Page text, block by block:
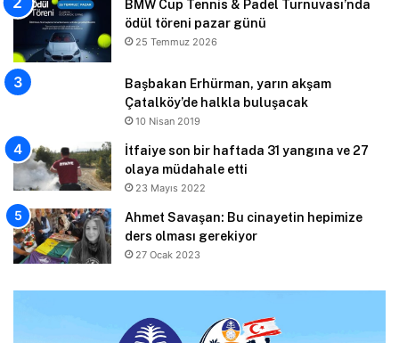
BMW Cup Tennis & Padel Turnuvası’nda
ödül töreni pazar günü
25 Temmuz 2026
Başbakan Erhürman, yarın akşam
Çatalköy’de halkla buluşacak
10 Nisan 2019
İtfaiye son bir haftada 31 yangına ve 27
olaya müdahale etti
23 Mayıs 2022
Ahmet Savaşan: Bu cinayetin hepimize
ders olması gerekiyor
27 Ocak 2023